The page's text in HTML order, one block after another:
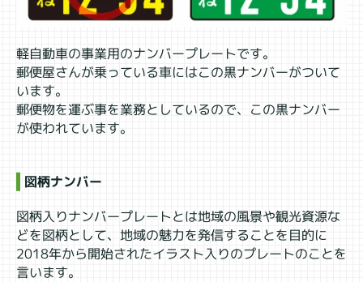
軽自動車の事業用のナンバープレートです。
郵便屋さんが乗っている車にはこの黒ナンバーがついて
います。
郵便物を運ぶ事を業務としているので、この黒ナンバー
が使われています。
図柄ナンバー
図柄入りナンバープレートとは地域の風景や観光資源な
どを図柄として、地域の魅力を発信することを目的に
2018年から開始されたイラスト入りのプレートのことを
言います。